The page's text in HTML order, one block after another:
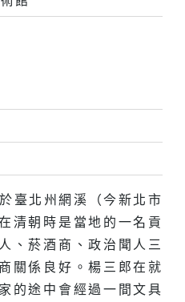
臺北州網溪（今新北市
清朝時是當地的一名貢
、菸酒商、政治聞人三
關係良好。楊三郎在就
的途中會經過一間文具